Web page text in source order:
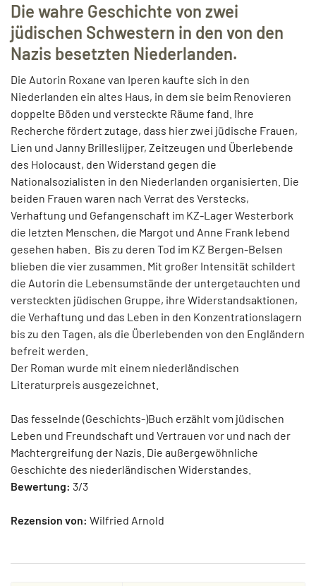
Die wahre Geschichte von zwei
jüdischen Schwestern in den von den
Nazis besetzten Niederlanden.
Die Autorin Roxane van Iperen kaufte sich in den
Niederlanden ein altes Haus, in dem sie beim Renovieren
doppelte Böden und versteckte Räume fand. Ihre
Recherche fördert zutage, dass hier zwei jüdische Frauen,
Lien und Janny Brilleslijper, Zeitzeugen und Überlebende
des Holocaust, den Widerstand gegen die
Nationalsozialisten in den Niederlanden organisierten. Die
beiden Frauen waren nach Verrat des Verstecks,
Verhaftung und Gefangenschaft im KZ-Lager Westerbork
die letzten Menschen, die Margot und Anne Frank lebend
gesehen haben. Bis zu deren Tod im KZ Bergen-Belsen
blieben die vier zusammen. Mit großer Intensität schildert
die Autorin die Lebensumstände der untergetauchten und
versteckten jüdischen Gruppe, ihre Widerstandsaktionen,
die Verhaftung und das Leben in den Konzentrationslagern
bis zu den Tagen, als die Überlebenden von den Engländern
befreit werden.
Der Roman wurde mit einem niederländischen
Literaturpreis ausgezeichnet.
Das fesselnde (Geschichts-)Buch erzählt vom jüdischen
Leben und Freundschaft und Vertrauen vor und nach der
Machtergreifung der Nazis. Die außergewöhnliche
Geschichte des niederländischen Widerstandes.
Bewertung: 3/3
Rezension von: Wilfried Arnold